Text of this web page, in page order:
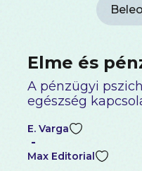
Elme és
A pénzügyi
egészség
E. Varga
-
Max Editorial